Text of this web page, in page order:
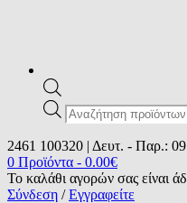
Products
search
2461 100320 | Δευτ. - Παρ.:
0 Προϊόντα - 0.00€
Το καλάθι αγορών σας είναι
Σύνδεση /Εγγραφείτε